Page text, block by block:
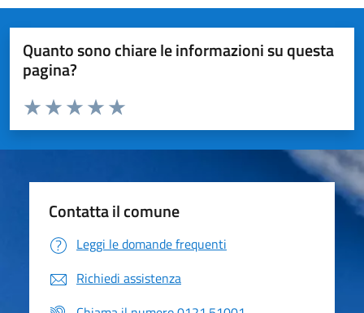
Quanto sono chiare le informazioni su questa
pagina?
Valuta da 1 a 5 stelle la pagina
Valuta 5 stelle su 5
Valuta 4 stelle su 5
Valuta 3 stelle su 5
Valuta 2 stelle su 5
Valuta 1 stelle su 5
Contatta il comune
Leggi le domande frequenti
Richiedi assistenza